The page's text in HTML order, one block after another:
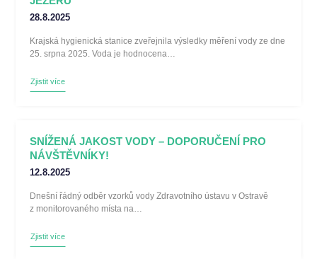
28.8.2025
Krajská hygienická stanice zveřejnila výsledky měření vody ze dne
25. srpna 2025. Voda je hodnocena…
Zjistit více
SNÍŽENÁ JAKOST VODY – DOPORUČENÍ PRO
NÁVŠTĚVNÍKY!
12.8.2025
Dnešní řádný odběr vzorků vody Zdravotního ústavu v Ostravě
z monitorovaného místa na…
Zjistit více